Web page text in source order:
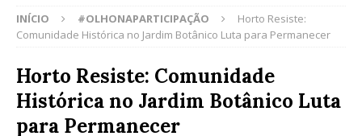
INÍCIO #OLHONAPARTICIPAÇÃO
Horto Resiste:
Comunidade Histórica no Jardim Botânico Luta para Permanecer
Horto Resiste: Comunidade
Histórica no Jardim Botânico Luta
para Permanecer